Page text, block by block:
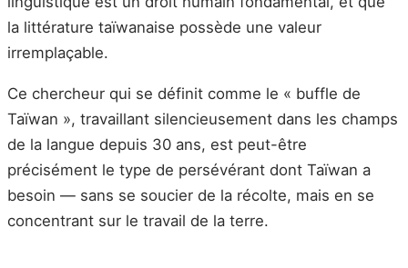
la littérature taïwanaise possède une valeur
irremplaçable.
Ce chercheur qui se définit comme le « buffle de
Taïwan », travaillant silencieusement dans les champs
de la langue depuis 30 ans, est peut-être
précisément le type de persévérant dont Taïwan a
besoin — sans se soucier de la récolte, mais en se
concentrant sur le travail de la terre.